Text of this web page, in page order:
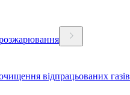
відпрацьованих газів